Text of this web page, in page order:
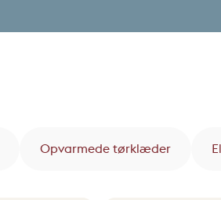
Opvarmede tørklæder